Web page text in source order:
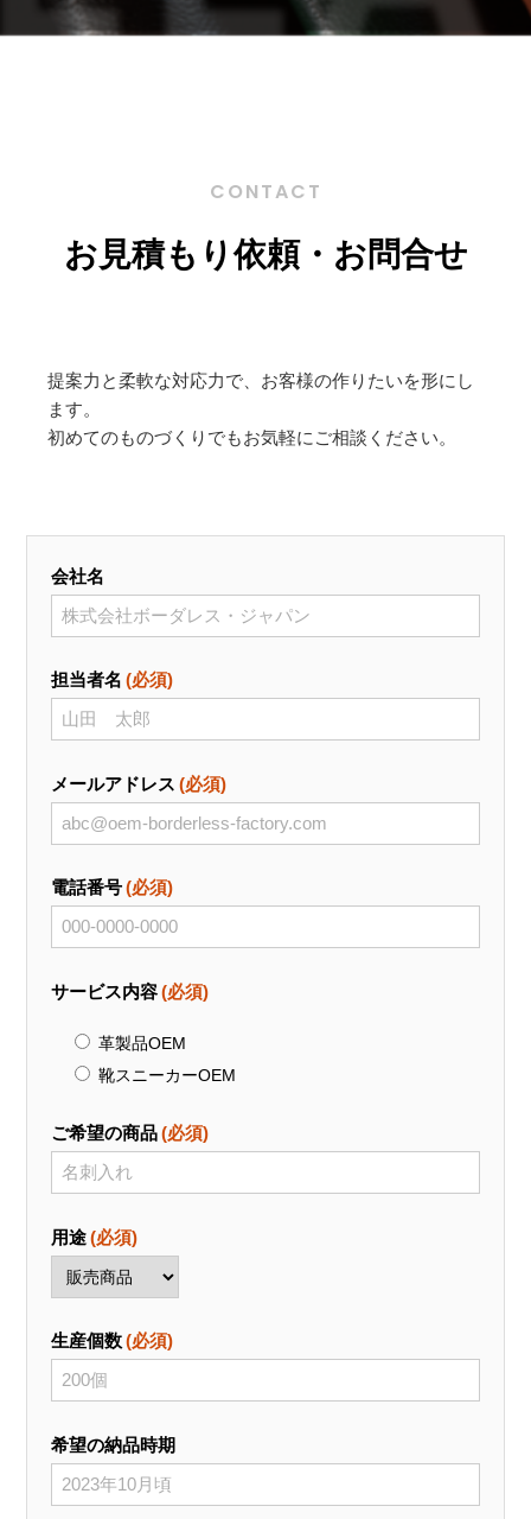
CONTACT
お見積もり依頼・お問合せ
提案力と柔軟な対応力で、お客様の作りたいを形にし
ます。
初めてのものづくりでもお気軽にご相談ください。
会社名
担当者名 (必須)
メールアドレス (必須)
電話番号 (必須)
サービス内容 (必須)
革製品OEM
靴スニーカーOEM
ご希望の商品 (必須)
用途 (必須)
生産個数 (必須)
希望の納品時期